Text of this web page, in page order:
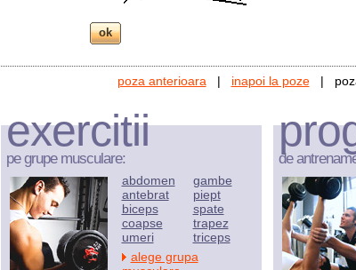
poza anterioara | inapoi la poze| poza
exercitii
pe grupe musculare:
abdomen
antebrat
biceps
coapse
umeri
gambe
piept
spate
trapez
triceps
alege grupa
de